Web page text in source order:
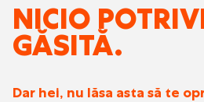
NICIO
GĂSITĂ.
Dar hei, nu lăsa asta să te